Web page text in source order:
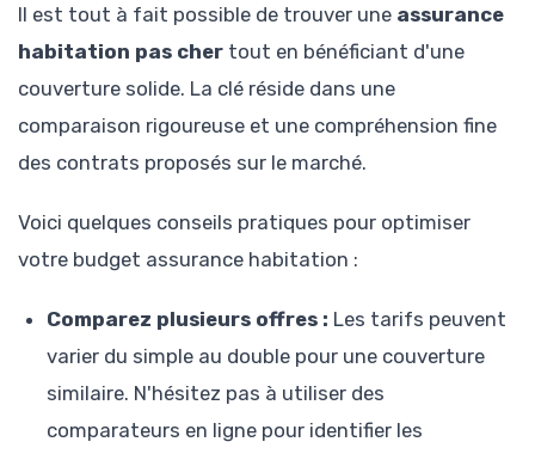
Il est tout à fait possible de trouver une assurance
habitation pas cher tout en bénéficiant d'une
couverture solide. La clé réside dans une
comparaison rigoureuse et une compréhension fine
des contrats proposés sur le marché.
Voici quelques conseils pratiques pour optimiser
votre budget assurance habitation :
Comparez plusieurs offres : Les tarifs peuvent
varier du simple au double pour une couverture
similaire. N'hésitez pas à utiliser des
comparateurs en ligne pour identifier les